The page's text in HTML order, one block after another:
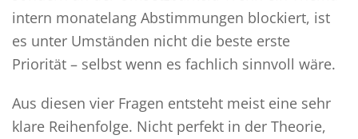
intern monatelang Abstimmungen blockiert, ist
es unter Umständen nicht die beste erste
Priorität – selbst wenn es fachlich sinnvoll wäre.
Aus diesen vier Fragen entsteht meist eine sehr
klare Reihenfolge. Nicht perfekt in der Theorie,